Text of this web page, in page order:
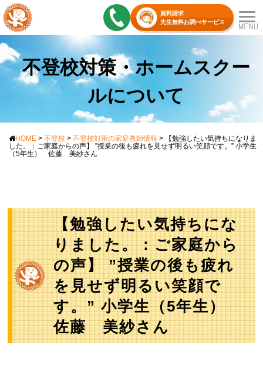
資料請求
先生無料お調べサービス
不登校対策・ホームスクー
ルについて
HOME > 不登校 > 不登校対策の家庭教師情報 >
【勉強したい気持ちになりま
した。：ご家庭からの声】 ”授業の後も疲れを見せず明るい笑顔です。” 小学生
（5年生） 佐藤 美紗さん
【勉強したい気持ちにな
りました。：ご家庭から
の声】 ”授業の後も疲れ
を見せず明るい笑顔で
す。” 小学生（5年生）
佐藤 美紗さん